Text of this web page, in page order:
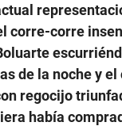
corre-corre
de la noche y
regocijo
había